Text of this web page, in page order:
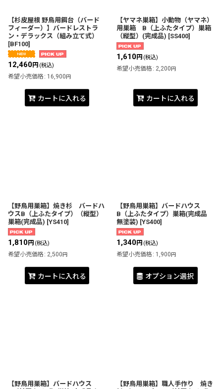
【杉皮屋根 野鳥用餌台（バード
フィーダー）】バードレストラ
ン・デラックス（組み立て式）
[BF100]
12,460円 (税込)
希望小売価格 : 16,900 円
カートに入れる
【ヤマネ巣箱】小動物（ヤマネ）
用巣箱 B（上ふたタイプ）巣箱
（縦型）(完成品) [SS400]
1,610円 (税込)
希望小売価格 : 2,200 円
カートに入れる
【野鳥用巣箱】焼き杉 バードハ
ウスB（上ふたタイプ）（縦型）
巣箱(完成品) [YS410]
1,810円 (税込)
希望小売価格 : 2,500 円
カートに入れる
【野鳥用巣箱】バードハウス
B（上ふたタイプ）巣箱(完成品
無塗装) [YS400]
1,340円 (税込)
希望小売価格 : 1,900 円
オプション選択
【野鳥用巣箱】バードハウス
【野鳥用巣箱】職人手作り 焼き